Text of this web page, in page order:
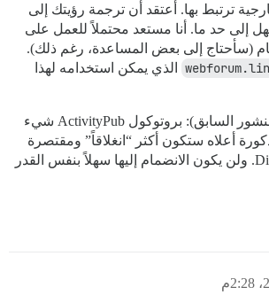
ترتبط بها. أعتقد أن ترجمة رؤيتك إلى
إلى حد ما. أنا مستعد محتملاً للعمل على
(سأحتاج إلى بعض المساعدة، رغم ذلك).
الذي يمكن استخدامه لهذا
ملاحظة (بعد رؤية المنشور السابق): بروتوكول ActivityPub شيء
أعلاه ستكون أكثر “انغلاقاً” ومقتصرة
على منتديات Discourse. ولن يكون الانضمام إليها سهلاً بنفس القدر